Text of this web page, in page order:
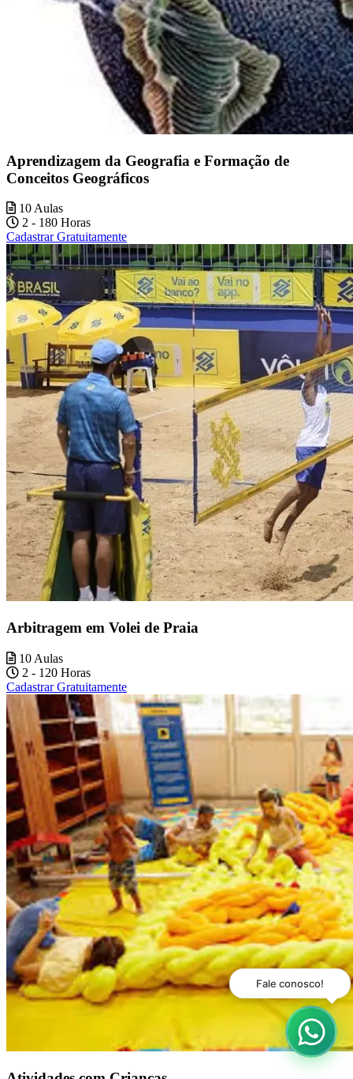
Aprendizagem da Geografia e Formação de
Conceitos Geográficos
10 Aulas
2 - 180 Horas
Cadastrar Gratuitamente
Arbitragem em Volei de Praia
10 Aulas
2 - 120 Horas
Cadastrar Gratuitamente